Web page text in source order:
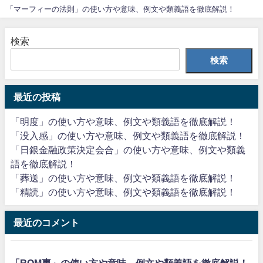
「マーフィーの法則」の使い方や意味、例文や類義語を徹底解説！
検索
検索
最近の投稿
「明度」の使い方や意味、例文や類義語を徹底解説！
「没入感」の使い方や意味、例文や類義語を徹底解説！
「日銀金融政策決定会合」の使い方や意味、例文や類義
語を徹底解説！
「葬送」の使い方や意味、例文や類義語を徹底解説！
「精読」の使い方や意味、例文や類義語を徹底解説！
最近のコメント